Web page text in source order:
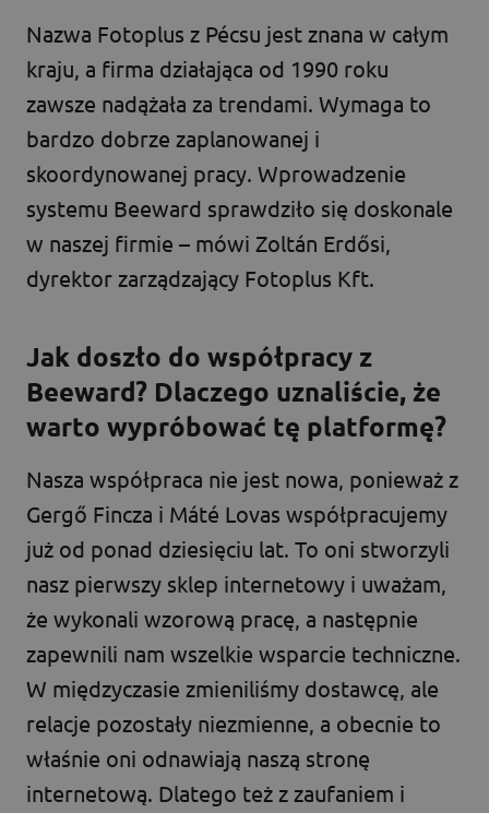
Nazwa Fotoplus z Pécsu jest znana w całym
kraju, a firma działająca od 1990 roku
zawsze nadążała za trendami. Wymaga to
bardzo dobrze zaplanowanej i
skoordynowanej pracy. Wprowadzenie
systemu Beeward sprawdziło się doskonale
w naszej firmie – mówi Zoltán Erdősi,
dyrektor zarządzający Fotoplus Kft.
Jak doszło do współpracy z
Beeward? Dlaczego uznaliście, że
warto wypróbować tę platformę?
Nasza współpraca nie jest nowa, ponieważ z
Gergő Fincza i Máté Lovas współpracujemy
już od ponad dziesięciu lat. To oni stworzyli
nasz pierwszy sklep internetowy i uważam,
że wykonali wzorową pracę, a następnie
zapewnili nam wszelkie wsparcie techniczne.
W międzyczasie zmieniliśmy dostawcę, ale
relacje pozostały niezmienne, a obecnie to
właśnie oni odnawiają naszą stronę
internetową. Dlatego też z zaufaniem i